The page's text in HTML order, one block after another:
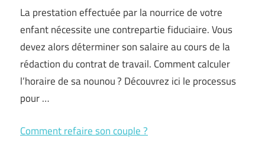
La prestation effectuée par la nourrice de votre
enfant nécessite une contrepartie fiduciaire. Vous
devez alors déterminer son salaire au cours de la
rédaction du contrat de travail. Comment calculer
l’horaire de sa nounou ? Découvrez ici le processus
pour …
Comment refaire son couple ?